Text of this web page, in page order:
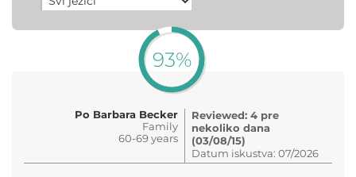
93%
Po Barbara Becker
Family
60-69 years
Reviewed: 4 pre
nekoliko dana
(03/08/15)
Datum iskustva: 07/2026